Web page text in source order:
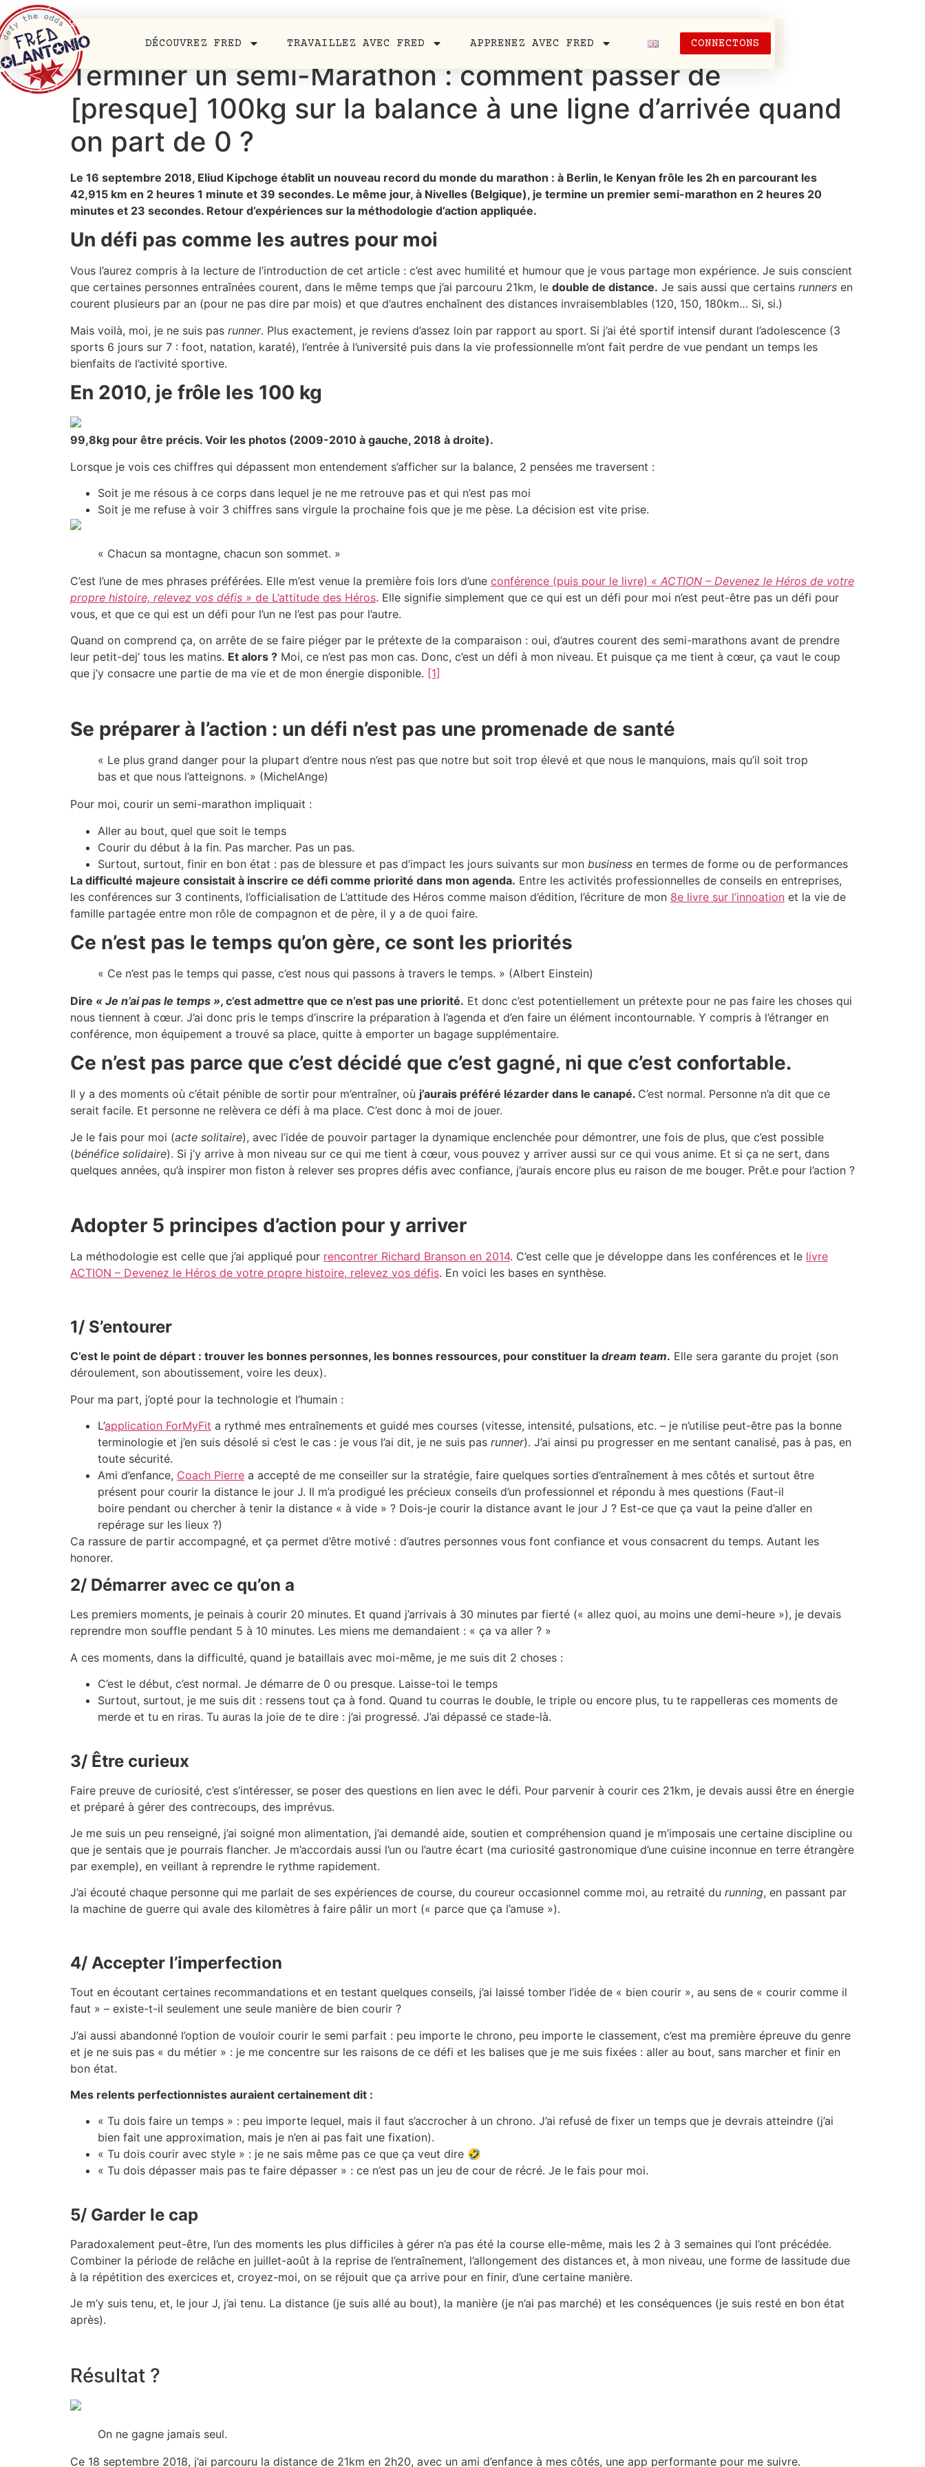
DÉCOUVREZ FRED TRAVAILLEZ AVEC FRED APPRENEZ AVEC FRED CONNECTONS
Terminer un semi-Marathon : comment passer de
[presque] 100kg sur la balance à une ligne d’arrivée quand
on part de 0 ?
Le 16 septembre 2018, Eliud Kipchoge établit un nouveau record du monde du marathon : à Berlin, le Kenyan frôle les 2h en parcourant les
42,915 km en 2 heures 1 minute et 39 secondes. Le même jour, à Nivelles (Belgique), je termine un premier semi-marathon en 2 heures 20
minutes et 23 secondes. Retour d’expériences sur la méthodologie d’action appliquée.
Un défi pas comme les autres pour moi
Vous l’aurez compris à la lecture de l’introduction de cet article : c’est avec humilité et humour que je vous partage mon expérience. Je suis conscient
que certaines personnes entraînées courent, dans le même temps que j’ai parcouru 21km, le double de distance. Je sais aussi que certains runners en
courent plusieurs par an (pour ne pas dire par mois) et que d’autres enchaînent des distances invraisemblables (120, 150, 180km… Si, si.)
Mais voilà, moi, je ne suis pas runner. Plus exactement, je reviens d’assez loin par rapport au sport. Si j’ai été sportif intensif durant l’adolescence (3
sports 6 jours sur 7 : foot, natation, karaté), l’entrée à l’université puis dans la vie professionnelle m’ont fait perdre de vue pendant un temps les
bienfaits de l’activité sportive.
En 2010, je frôle les 100 kg
99,8kg pour être précis. Voir les photos (2009-2010 à gauche, 2018 à droite).
Lorsque je vois ces chiffres qui dépassent mon entendement s’afficher sur la balance, 2 pensées me traversent :
Soit je me résous à ce corps dans lequel je ne me retrouve pas et qui n’est pas moi
Soit je me refuse à voir 3 chiffres sans virgule la prochaine fois que je me pèse. La décision est vite prise.
« Chacun sa montagne, chacun son sommet. »
C’est l’une de mes phrases préférées. Elle m’est venue la première fois lors d’une conférence (puis pour le livre) « ACTION – Devenez le Héros de votre
propre histoire, relevez vos défis » de L’attitude des Héros. Elle signifie simplement que ce qui est un défi pour moi n’est peut-être pas un défi pour
vous, et que ce qui est un défi pour l’un ne l’est pas pour l’autre.
Quand on comprend ça, on arrête de se faire piéger par le prétexte de la comparaison : oui, d’autres courent des semi-marathons avant de prendre
leur petit-dej’ tous les matins. Et alors ? Moi, ce n’est pas mon cas. Donc, c’est un défi à mon niveau. Et puisque ça me tient à cœur, ça vaut le coup
que j’y consacre une partie de ma vie et de mon énergie disponible. [1]
Se préparer à l’action : un défi n’est pas une promenade de santé
« Le plus grand danger pour la plupart d’entre nous n’est pas que notre but soit trop élevé et que nous le manquions, mais qu’il soit trop
bas et que nous l’atteignons. » (MichelAnge)
Pour moi, courir un semi-marathon impliquait :
Aller au bout, quel que soit le temps
Courir du début à la fin. Pas marcher. Pas un pas.
Surtout, surtout, finir en bon état : pas de blessure et pas d’impact les jours suivants sur mon business en termes de forme ou de performances
La difficulté majeure consistait à inscrire ce défi comme priorité dans mon agenda. Entre les activités professionnelles de conseils en entreprises,
les conférences sur 3 continents, l’officialisation de L’attitude des Héros comme maison d’édition, l’écriture de mon 8e livre sur l’innoation et la vie de
famille partagée entre mon rôle de compagnon et de père, il y a de quoi faire.
Ce n’est pas le temps qu’on gère, ce sont les priorités
« Ce n’est pas le temps qui passe, c’est nous qui passons à travers le temps. » (Albert Einstein)
Dire « Je n’ai pas le temps », c’est admettre que ce n’est pas une priorité. Et donc c’est potentiellement un prétexte pour ne pas faire les choses qui
nous tiennent à cœur. J’ai donc pris le temps d’inscrire la préparation à l’agenda et d’en faire un élément incontournable. Y compris à l’étranger en
conférence, mon équipement a trouvé sa place, quitte à emporter un bagage supplémentaire.
Ce n’est pas parce que c’est décidé que c’est gagné, ni que c’est confortable.
Il y a des moments où c’était pénible de sortir pour m’entraîner, où j’aurais préféré lézarder dans le canapé. C’est normal. Personne n’a dit que ce
serait facile. Et personne ne relèvera ce défi à ma place. C’est donc à moi de jouer.
Je le fais pour moi (acte solitaire), avec l’idée de pouvoir partager la dynamique enclenchée pour démontrer, une fois de plus, que c’est possible
(bénéfice solidaire). Si j’y arrive à mon niveau sur ce qui me tient à cœur, vous pouvez y arriver aussi sur ce qui vous anime. Et si ça ne sert, dans
quelques années, qu’à inspirer mon fiston à relever ses propres défis avec confiance, j’aurais encore plus eu raison de me bouger. Prêt.e pour l’action ?
Adopter 5 principes d’action pour y arriver
La méthodologie est celle que j’ai appliqué pour rencontrer Richard Branson en 2014. C’est celle que je développe dans les conférences et le livre
ACTION – Devenez le Héros de votre propre histoire, relevez vos défis. En voici les bases en synthèse.
1/ S’entourer
C’est le point de départ : trouver les bonnes personnes, les bonnes ressources, pour constituer la dream team. Elle sera garante du projet (son
déroulement, son aboutissement, voire les deux).
Pour ma part, j’opté pour la technologie et l’humain :
L’application ForMyFit a rythmé mes entraînements et guidé mes courses (vitesse, intensité, pulsations, etc. – je n’utilise peut-être pas la bonne
terminologie et j’en suis désolé si c’est le cas : je vous l’ai dit, je ne suis pas runner). J’ai ainsi pu progresser en me sentant canalisé, pas à pas, en
toute sécurité.
Ami d’enfance, Coach Pierre a accepté de me conseiller sur la stratégie, faire quelques sorties d’entraînement à mes côtés et surtout être
présent pour courir la distance le jour J. Il m’a prodigué les précieux conseils d’un professionnel et répondu à mes questions (Faut-il
boire pendant ou chercher à tenir la distance « à vide » ? Dois-je courir la distance avant le jour J ? Est-ce que ça vaut la peine d’aller en
repérage sur les lieux ?)
Ca rassure de partir accompagné, et ça permet d’être motivé : d’autres personnes vous font confiance et vous consacrent du temps. Autant les
honorer.
2/ Démarrer avec ce qu’on a
Les premiers moments, je peinais à courir 20 minutes. Et quand j’arrivais à 30 minutes par fierté (« allez quoi, au moins une demi-heure »), je devais
reprendre mon souffle pendant 5 à 10 minutes. Les miens me demandaient : « ça va aller ? »
A ces moments, dans la difficulté, quand je bataillais avec moi-même, je me suis dit 2 choses :
C’est le début, c’est normal. Je démarre de 0 ou presque. Laisse-toi le temps
Surtout, surtout, je me suis dit : ressens tout ça à fond. Quand tu courras le double, le triple ou encore plus, tu te rappelleras ces moments de
merde et tu en riras. Tu auras la joie de te dire : j’ai progressé. J’ai dépassé ce stade-là.
3/ Être curieux
Faire preuve de curiosité, c’est s’intéresser, se poser des questions en lien avec le défi. Pour parvenir à courir ces 21km, je devais aussi être en énergie
et préparé à gérer des contrecoups, des imprévus.
Je me suis un peu renseigné, j’ai soigné mon alimentation, j’ai demandé aide, soutien et compréhension quand je m’imposais une certaine discipline ou
que je sentais que je pourrais flancher. Je m’accordais aussi l’un ou l’autre écart (ma curiosité gastronomique d’une cuisine inconnue en terre étrangère
par exemple), en veillant à reprendre le rythme rapidement.
J’ai écouté chaque personne qui me parlait de ses expériences de course, du coureur occasionnel comme moi, au retraité du running, en passant par
la machine de guerre qui avale des kilomètres à faire pâlir un mort (« parce que ça l’amuse »).
4/ Accepter l’imperfection
Tout en écoutant certaines recommandations et en testant quelques conseils, j’ai laissé tomber l’idée de « bien courir », au sens de « courir comme il
faut » – existe-t-il seulement une seule manière de bien courir ?
J’ai aussi abandonné l’option de vouloir courir le semi parfait : peu importe le chrono, peu importe le classement, c’est ma première épreuve du genre
et je ne suis pas « du métier » : je me concentre sur les raisons de ce défi et les balises que je me suis fixées : aller au bout, sans marcher et finir en
bon état.
Mes relents perfectionnistes auraient certainement dit :
« Tu dois faire un temps » : peu importe lequel, mais il faut s’accrocher à un chrono. J’ai refusé de fixer un temps que je devrais atteindre (j’ai
bien fait une approximation, mais je n’en ai pas fait une fixation).
« Tu dois courir avec style » : je ne sais même pas ce que ça veut dire 🤣
« Tu dois dépasser mais pas te faire dépasser » : ce n’est pas un jeu de cour de récré. Je le fais pour moi.
5/ Garder le cap
Paradoxalement peut-être, l’un des moments les plus difficiles à gérer n’a pas été la course elle-même, mais les 2 à 3 semaines qui l’ont précédée.
Combiner la période de relâche en juillet-août à la reprise de l’entraînement, l’allongement des distances et, à mon niveau, une forme de lassitude due
à la répétition des exercices et, croyez-moi, on se réjouit que ça arrive pour en finir, d’une certaine manière.
Je m’y suis tenu, et, le jour J, j’ai tenu. La distance (je suis allé au bout), la manière (je n’ai pas marché) et les conséquences (je suis resté en bon état
après).
Résultat ?
On ne gagne jamais seul.
Ce 18 septembre 2018, j’ai parcouru la distance de 21km en 2h20, avec un ami d’enfance à mes côtés, une app performante pour me suivre.